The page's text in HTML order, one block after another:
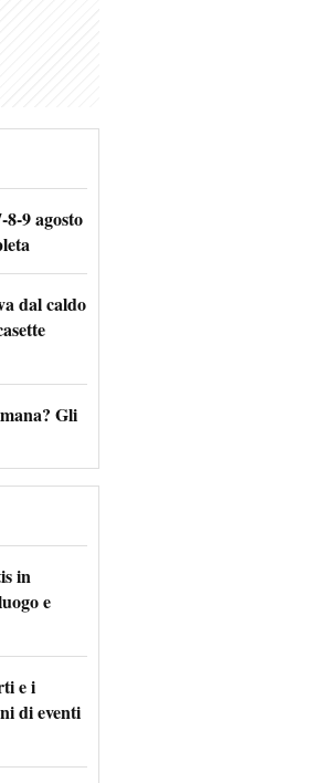
9 agosto
dal caldo
Gli
in
e
e i
di eventi